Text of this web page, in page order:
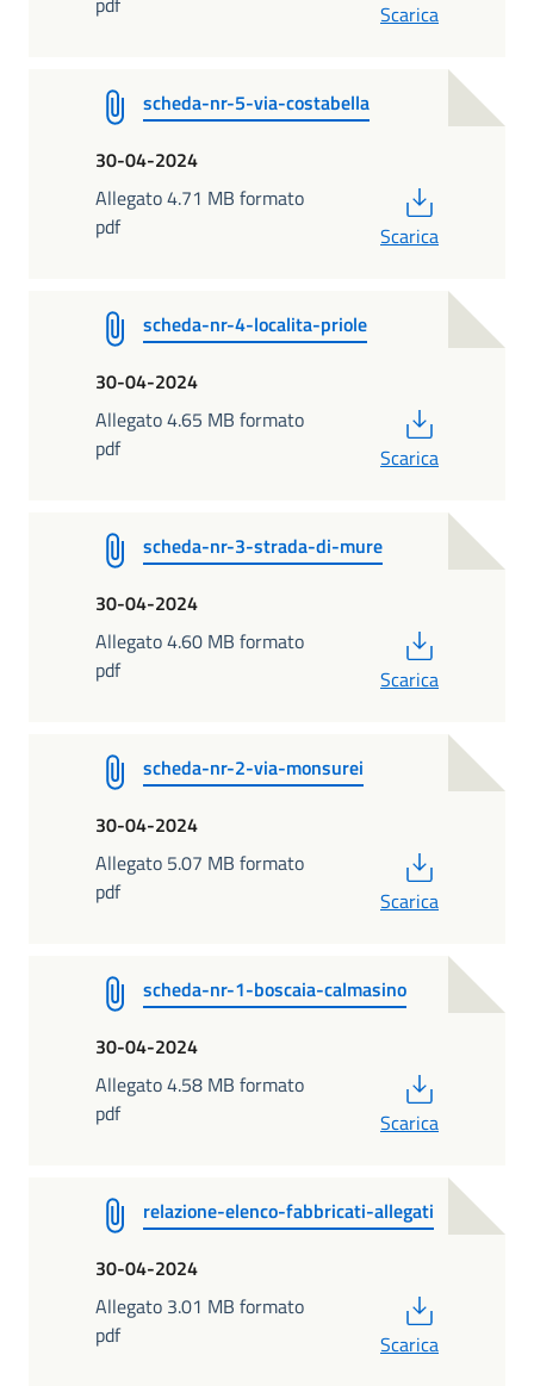
Scarica
scheda-nr-5-via-costabella
30-04-2024
Allegato 4.71 MB formato
pdf
Scarica
scheda-nr-4-localita-priole
30-04-2024
Allegato 4.65 MB formato
pdf
Scarica
scheda-nr-3-strada-di-mure
30-04-2024
Allegato 4.60 MB formato
pdf
Scarica
scheda-nr-2-via-monsurei
30-04-2024
Allegato 5.07 MB formato
pdf
Scarica
scheda-nr-1-boscaia-calmasino
30-04-2024
Allegato 4.58 MB formato
pdf
Scarica
relazione-elenco-fabbricati-allegati
30-04-2024
Allegato 3.01 MB formato
pdf
Scarica